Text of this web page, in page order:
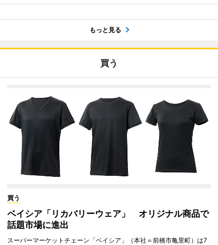
もっと見る
買う
買う
ベイシア「リカバリーウェア」 オリジナル商品で
話題市場に進出
スーパーマーケットチェーン「ベイシア」（本社＝前橋市亀里町）は7